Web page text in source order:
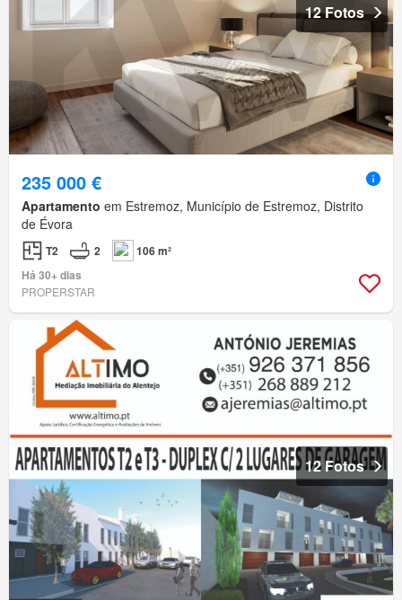
12 Fotos
235 000 €
Apartamento em Estremoz, Município de Estremoz, Distrito
de Évora
T2 2
106 m²
Há 30+ dias
PROPERSTAR
12 Fotos